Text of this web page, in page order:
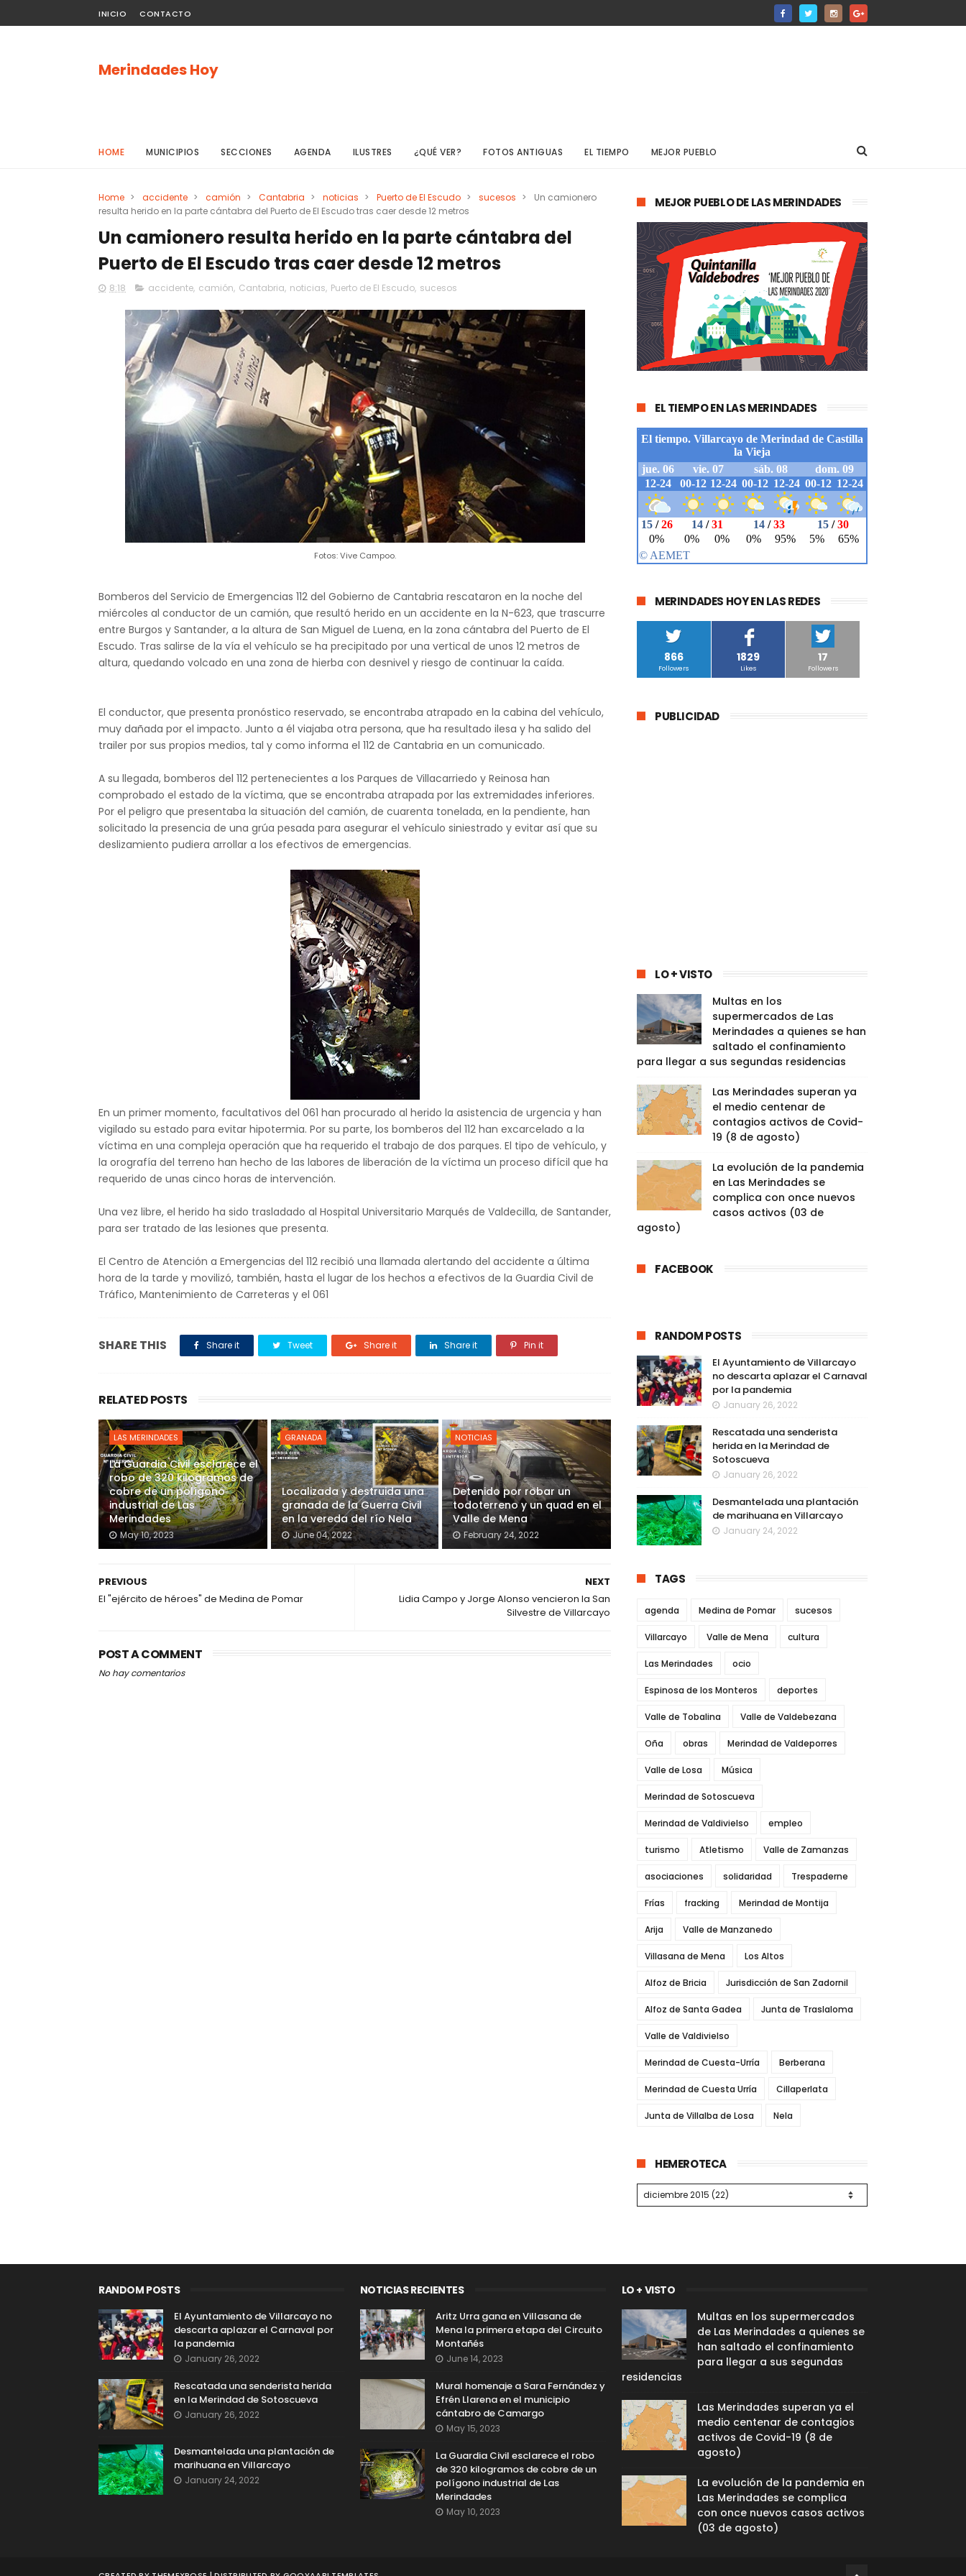
INICIO CONTACTO
Merindades Hoy
HOME MUNICIPIOS SECCIONES AGENDA ILUSTRES ¿QUÉ VER? FOTOS ANTIGUAS EL TIEMPO MEJOR PUEBLO
Home > accidente > camión > Cantabria > noticias > Puerto de El Escudo > sucesos >
Un camionero
resulta herido en la parte cántabra del Puerto de El Escudo tras caer desde 12 metros
Un camionero resulta herido en la parte cántabra del
Puerto de El Escudo tras caer desde 12 metros
8:18 accidente, camión, Cantabria, noticias, Puerto de El Escudo, sucesos
Fotos: Vive Campoo.
Bomberos del Servicio de Emergencias 112 del Gobierno de Cantabria rescataron en la noche del
miércoles al conductor de un camión, que resultó herido en un accidente en la N-623, que trascurre
entre Burgos y Santander, a la altura de San Miguel de Luena, en la zona cántabra del Puerto de El
Escudo. Tras salirse de la vía el vehículo se ha precipitado por una vertical de unos 12 metros de
altura, quedando volcado en una zona de hierba con desnivel y riesgo de continuar la caída.
El conductor, que presenta pronóstico reservado, se encontraba atrapado en la cabina del vehículo,
muy dañada por el impacto. Junto a él viajaba otra persona, que ha resultado ilesa y ha salido del
trailer por sus propios medios, tal y como informa el 112 de Cantabria en un comunicado.
A su llegada, bomberos del 112 pertenecientes a los Parques de Villacarriedo y Reinosa han
comprobado el estado de la víctima, que se encontraba atrapada por las extremidades inferiores.
Por el peligro que presentaba la situación del camión, de cuarenta tonelada, en la pendiente, han
solicitado la presencia de una grúa pesada para asegurar el vehículo siniestrado y evitar así que su
deslizamiento pudiera arrollar a los efectivos de emergencias.
En un primer momento, facultativos del 061 han procurado al herido la asistencia de urgencia y han
vigilado su estado para evitar hipotermia. Por su parte, los bomberos del 112 han excarcelado a la
víctima en una compleja operación que ha requerido el trabajo de dos parques. El tipo de vehículo, y
la orografía del terreno han hecho de las labores de liberación de la víctima un proceso difícil que ha
requerido de unas cinco horas de intervención.
Una vez libre, el herido ha sido trasladado al Hospital Universitario Marqués de Valdecilla, de Santander,
para ser tratado de las lesiones que presenta.
El Centro de Atención a Emergencias del 112 recibió una llamada alertando del accidente a última
hora de la tarde y movilizó, también, hasta el lugar de los hechos a efectivos de la Guardia Civil de
Tráfico, Mantenimiento de Carreteras y el 061
SHARE THIS Share it Tweet Share it Share it Pin it
RELATED POSTS
LAS MERINDADES
La Guardia Civil esclarece el
robo de 320 kilogramos de
cobre de un polígono
industrial de Las
Merindades
May 10, 2023
GRANADA
Localizada y destruida una
granada de la Guerra Civil
en la vereda del río Nela
June 04, 2022
NOTICIAS
Detenido por robar un
todoterreno y un quad en el
Valle de Mena
February 24, 2022
NEXT
Lidia Campo y Jorge Alonso vencieron la San
Silvestre de Villarcayo
PREVIOUS
El "ejército de héroes" de Medina de Pomar
POST A COMMENT
No hay comentarios
MEJOR PUEBLO DE LAS MERINDADES
EL TIEMPO EN LAS MERINDADES
MERINDADES HOY EN LAS REDES
866
Followers
1829
Likes
17
Followers
PUBLICIDAD
LO + VISTO
Multas en los
supermercados de Las
Merindades a quienes se han
saltado el confinamiento
para llegar a sus segundas residencias
Las Merindades superan ya
el medio centenar de
contagios activos de Covid-
19 (8 de agosto)
La evolución de la pandemia
en Las Merindades se
complica con once nuevos
casos activos (03 de
agosto)
FACEBOOK
RANDOM POSTS
El Ayuntamiento de Villarcayo
no descarta aplazar el Carnaval
por la pandemia
January 26, 2022
Rescatada una senderista
herida en la Merindad de
Sotoscueva
January 26, 2022
Desmantelada una plantación
de marihuana en Villarcayo
January 24, 2022
TAGS
agenda Medina de Pomar sucesos
Villarcayo Valle de Mena cultura
Las Merindades ocio
Espinosa de los Monteros deportes
Valle de Tobalina Valle de Valdebezana
Oña obras Merindad de Valdeporres
Valle de Losa Música
Merindad de Sotoscueva
Merindad de Valdivielso empleo
turismo Atletismo Valle de Zamanzas
asociaciones solidaridad Trespaderne
Frías fracking Merindad de Montija
Arija Valle de Manzanedo
Villasana de Mena Los Altos
Alfoz de Bricia Jurisdicción de San Zadornil
Alfoz de Santa Gadea Junta de Traslaloma
Valle de Valdivielso
Merindad de Cuesta-Urría Berberana
Merindad de Cuesta Urría Cillaperlata
Junta de Villalba de Losa Nela
HEMEROTECA
RANDOM POSTS
El Ayuntamiento de Villarcayo no
descarta aplazar el Carnaval por
la pandemia
January 26, 2022
Rescatada una senderista herida
en la Merindad de Sotoscueva
January 26, 2022
Desmantelada una plantación de
marihuana en Villarcayo
January 24, 2022
NOTICIAS RECIENTES
Aritz Urra gana en Villasana de
Mena la primera etapa del Circuito
Montañés
June 14, 2023
Mural homenaje a Sara Fernández y
Efrén Llarena en el municipio
cántabro de Camargo
May 15, 2023
La Guardia Civil esclarece el robo
de 320 kilogramos de cobre de un
polígono industrial de Las
Merindades
May 10, 2023
LO + VISTO
Multas en los supermercados
de Las Merindades a quienes se
han saltado el confinamiento
para llegar a sus segundas
residencias
Las Merindades superan ya el
medio centenar de contagios
activos de Covid-19 (8 de
agosto)
La evolución de la pandemia en
Las Merindades se complica
con once nuevos casos activos
(03 de agosto)